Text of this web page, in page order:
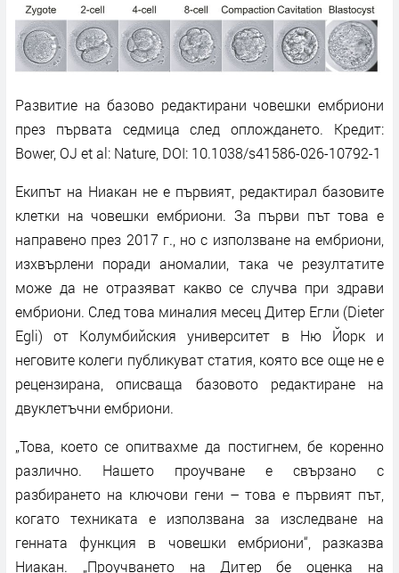
Развитие на базово редактирани човешки ембриони
през първата седмица след оплождането. Кредит:
Bower, OJ et al: Nature, DOI: 10.1038/s41586-026-10792-1
Екипът на Ниакан не е първият, редактирал базовите
клетки на човешки ембриони. За първи път това е
направено през 2017 г., но с използване на ембриони,
изхвърлени поради аномалии, така че резултатите
може да не отразяват какво се случва при здрави
ембриони. След това миналия месец Дитер Егли (Dieter
Egli) от Колумбийския университет в Ню Йорк и
неговите колеги публикуват статия, която все още не е
рецензирана, описваща базовото редактиране на
двуклетъчни ембриони.
„Това, което се опитвахме да постигнем, бе коренно
различно. Нашето проучване е свързано с
разбирането на ключови гени – това е първият път,
когато техниката е използвана за изследване на
генната функция в човешки ембриони“, разказва
Ниакан. „Проучването на Дитер бе оценка на